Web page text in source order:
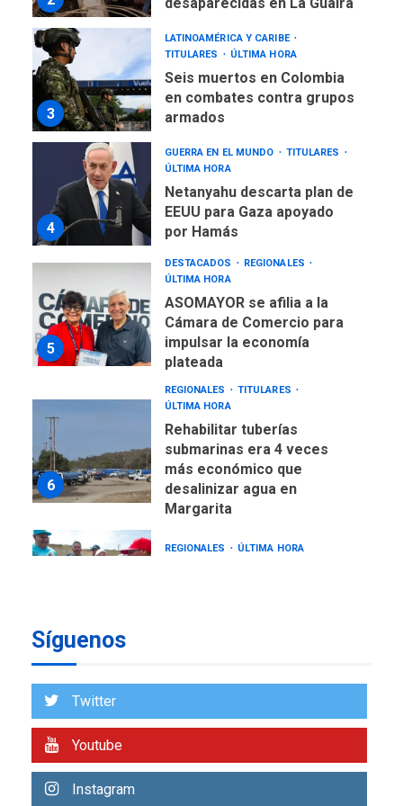
3
LATINOAMÉRICA Y CARIBE
TITULARES
ÚLTIMA HORA
Seis muertos en Colombia
en combates contra grupos
armados
4
GUERRA EN EL MUNDO
TITULARES
ÚLTIMA HORA
Netanyahu descarta plan de
EEUU para Gaza apoyado
por Hamás
5
DESTACADOS
REGIONALES
ÚLTIMA HORA
ASOMAYOR se afilia a la
Cámara de Comercio para
impulsar la economía
plateada
6
REGIONALES
TITULARES
ÚLTIMA HORA
Rehabilitar tuberías
submarinas era 4 veces
más económico que
desalinizar agua en
Margarita
REGIONALES ÚLTIMA HORA
1
estados afectados por los
Síguenos
Twitter
Youtube
Instagram